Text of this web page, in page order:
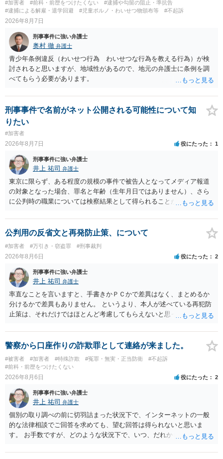
#加害者 #前科・前歴をつけたくない
#逮捕や勾留の阻止・準抗告
#逮捕による解雇・退学回避
#児童ポルノ・わいせつ物頒布等 #不起訴
2026年8月7日
刑事事件に強い弁護士
奥村 徹 弁護士
青少年条例違反（わいせつ行為 わいせつな行為を教える行為）が検
討されると思いますが、地域性があるので、地元の弁護士に条例を調
べてもらう必要があります。
刑事事件で名前がネット公開される可能性について知
りたい
#加害者
2026年8月7日 役にたった 1
刑事事件に強い弁護士
井上 祐司 弁護士
東京に限らず、ある程度の規模の事件で被告人となってメディア報道
の対象となった場合、罪名と年齢（生年月日ではありません）、さら
に公判時の職業については検察結果として得られることが通常です。
公判用の反省文と再発防止策、について
#加害者 #万引き・窃盗罪 #刑事裁判
2026年8月6日 役にたった 2
刑事事件に強い弁護士
井上 祐司 弁護士
率直なことを言いますと、手書きかＰＣかで差異はなく、まとめるか
分けるかで差異もありません。 というより、本人が述べている再犯防
止策は、それだけではほとんど考慮してもらえないと思った方が良い
やカウンセリング・治療の内容 ・利用している再犯防止策（例えば保
護観察所と連携した職業支援の内容や具体的な就労・監督状況） ・監
督者の証言 など、証拠で担保された客観性と実現可能性があるもので
なければあまり意味がありません。 もともと執行猶予が狙える事案で
あれば本人の反省の言葉だけで十分であり、実刑となるか微妙な事案
いうのが実感です。
警察から口座作りの詐欺罪として連絡が来ました。
#被害者 #加害者 #特殊詐欺 #冤罪・無実・正当防衛
#不起訴
#前科・前歴をつけたくない
2026年8月6日 役にたった 2
刑事事件に強い弁護士
井上 祐司 弁護士
個別の取り調べの前に切羽詰まった状況下で、インターネットの一般
的な法律相談でご回答を求めても、望む回答は得られないと思いま
す。 お手数ですが、どのような状況下で、いつ、だれからどのような
の程度だと聞いているのかということについて、お近くで詳細な法律